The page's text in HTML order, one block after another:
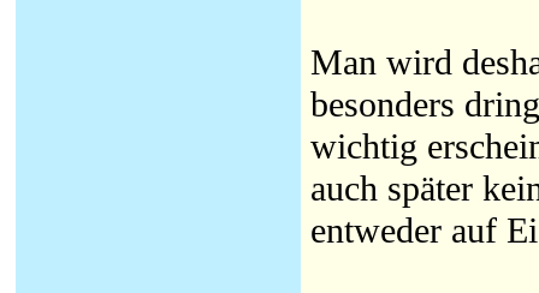
Man wird
besonders
wichtig
auch später
entweder auf